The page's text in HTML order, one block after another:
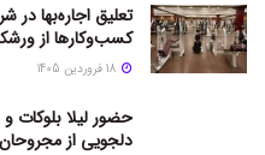
تعلیق اجاره‌بها
کسب‌وکارها از
حضور لیلا بلوکات و
دلجویی از